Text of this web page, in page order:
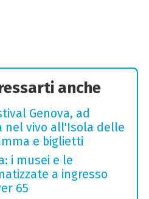
anche
Genova, ad
nel vivo all'Isola delle
e biglietti
i musei e le
a ingresso
65